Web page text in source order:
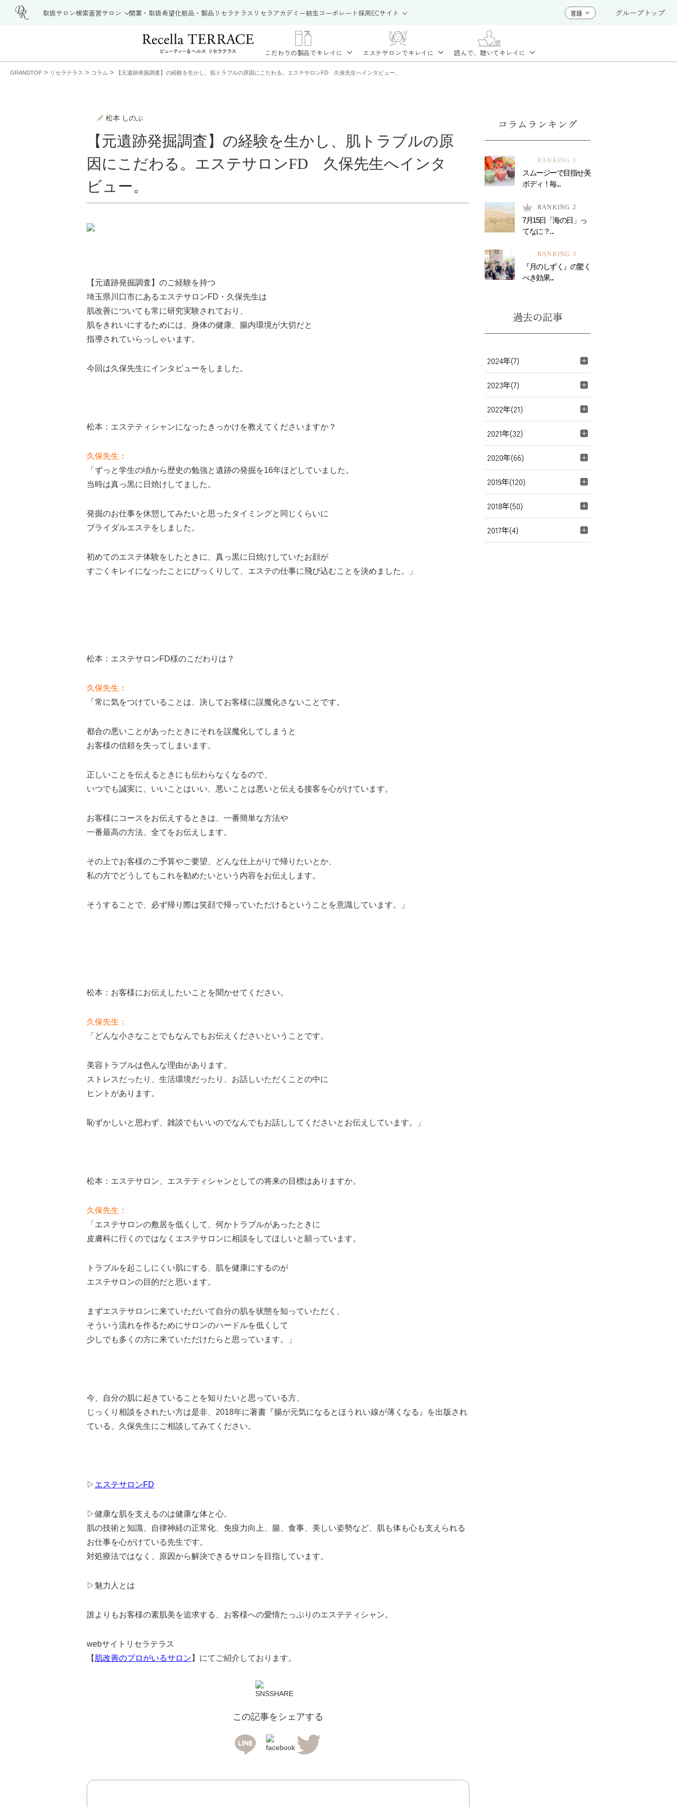
取扱サロン検索直営サロン 開業・取扱希望化粧品・製品 リセラテラス リセラアカデミー紡生コーポレート採用ECサイト グループトップ
こだわりの製品でキレイに エステサロンでキレイに 読んで、聴いてキレイに
GRANDTOP > リセラテラス > コラム > 【元遺跡発掘調査】の経験を生かし、肌トラブルの原因にこだわる。エステサロンFD 久保先生へインタビュー。
松本 しのぶ
【元遺跡発掘調査】の経験を生かし、肌トラブルの原
因にこだわる。エステサロンFD 久保先生へインタ
ビュー。
【元遺跡発掘調査】のご経験を持つ
埼玉県川口市にあるエステサロンFD・久保先生は
肌改善についても常に研究実験されており、
肌をきれいにするためには、身体の健康、腸内環境が大切だと
指導されていらっしゃいます。
今回は久保先生にインタビューをしました。
松本：エステティシャンになったきっかけを教えてくださいますか？
久保先生：
「ずっと学生の頃から歴史の勉強と遺跡の発掘を16年ほどしていました。
当時は真っ黒に日焼けしてました。
発掘のお仕事を休憩してみたいと思ったタイミングと同じくらいに
ブライダルエステをしました。
初めてのエステ体験をしたときに、真っ黒に日焼けしていたお顔が
すごくキレイになったことにびっくりして、エステの仕事に飛び込むことを決めました。」
松本：エステサロンFD様のこだわりは？
久保先生：
「常に気をつけていることは、決してお客様に誤魔化さないことです。
都合の悪いことがあったときにそれを誤魔化してしまうと
お客様の信頼を失ってしまいます。
正しいことを伝えるときにも伝わらなくなるので、
いつでも誠実に、いいことはいい、悪いことは悪いと伝える接客を心がけています。
お客様にコースをお伝えするときは、一番簡単な方法や
一番最高の方法、全てをお伝えします。
その上でお客様のご予算やご要望、どんな仕上がりで帰りたいとか、
私の方でどうしてもこれを勧めたいという内容をお伝えします。
そうすることで、必ず帰り際は笑顔で帰っていただけるということを意識しています。」
松本：お客様にお伝えしたいことを聞かせてください。
久保先生：
「どんな小さなことでもなんでもお伝えくださいということです。
美容トラブルは色んな理由があります。
ストレスだったり、生活環境だったり、お話しいただくことの中に
ヒントがあります。
恥ずかしいと思わず、雑談でもいいのでなんでもお話ししてくださいとお伝えしています。」
松本：エステサロン、エステティシャンとしての将来の目標はありますか。
久保先生：
「エステサロンの敷居を低くして、何かトラブルがあったときに
皮膚科に行くのではなくエステサロンに相談をしてほしいと願っています。
トラブルを起こしにくい肌にする、肌を健康にするのが
エステサロンの目的だと思います。
まずエステサロンに来ていただいて自分の肌を状態を知っていただく、
そういう流れを作るためにサロンのハードルを低くして
少しでも多くの方に来ていただけたらと思っています。」
今、自分の肌に起きていることを知りたいと思っている方、
じっくり相談をされたい方は是非、2018年に著書『腸が元気になるとほうれい線が薄くなる』を出版され
ている、久保先生にご相談してみてください。
▷ エステサロンFD
▷健康な肌を支えるのは健康な体と心。
肌の技術と知識、自律神経の正常化、免疫力向上、腸、食事、美しい姿勢など、肌も体も心も支えられる
お仕事を心がけている先生です。
対処療法ではなく、原因から解決できるサロンを目指しています。
▷魅力人とは
誰よりもお客様の素肌美を追求する、お客様への愛情たっぷりのエステティシャン。
webサイトリセラテラス
【 肌改善のプロがいるサロン 】にてご紹介しております。
この記事をシェアする
コラムランキング
RANKING 1
スムージーで目指せ美
ボディ！毎...
RANKING 2
7月15日「海の日」っ
てなに？...
RANKING 3
『月のしずく』の驚く
べき効果...
過去の記事
2024年(7)
2023年(7)
2022年(21)
2021年(32)
2020年(66)
2019年(120)
2018年(50)
2017年(4)